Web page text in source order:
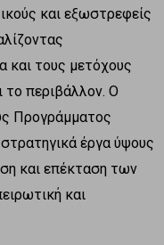
και εξωστρεφείς
και τους μετόχους
περιβάλλον. Ο
Προγράμματος
έργα ύψους
και επέκταση των
και